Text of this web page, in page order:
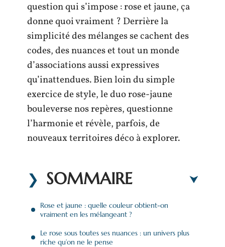
question qui s’impose : rose et jaune, ça
donne quoi vraiment ? Derrière la
simplicité des mélanges se cachent des
codes, des nuances et tout un monde
d’associations aussi expressives
qu’inattendues. Bien loin du simple
exercice de style, le duo rose-jaune
bouleverse nos repères, questionne
l’harmonie et révèle, parfois, de
nouveaux territoires déco à explorer.
SOMMAIRE
Rose et jaune : quelle couleur obtient-on
vraiment en les mélangeant ?
Le rose sous toutes ses nuances : un univers plus
riche qu’on ne le pense